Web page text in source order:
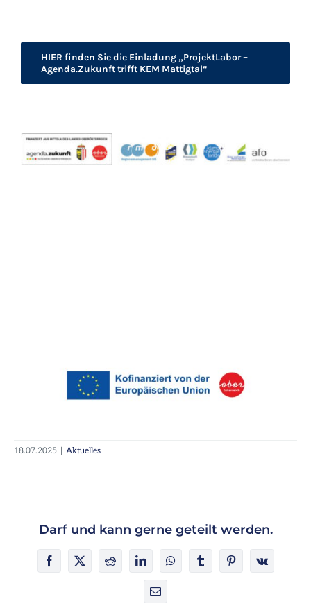
HIER finden Sie die Einladung „ProjektLabor –
Agenda.Zukunft trifft KEM Mattigtal“
18.07.2025 Aktuelles
Darf und kann gerne geteilt werden.
Facebook
X RedditLinkedInWhatsAppTumblrPinterest
Vk
E-